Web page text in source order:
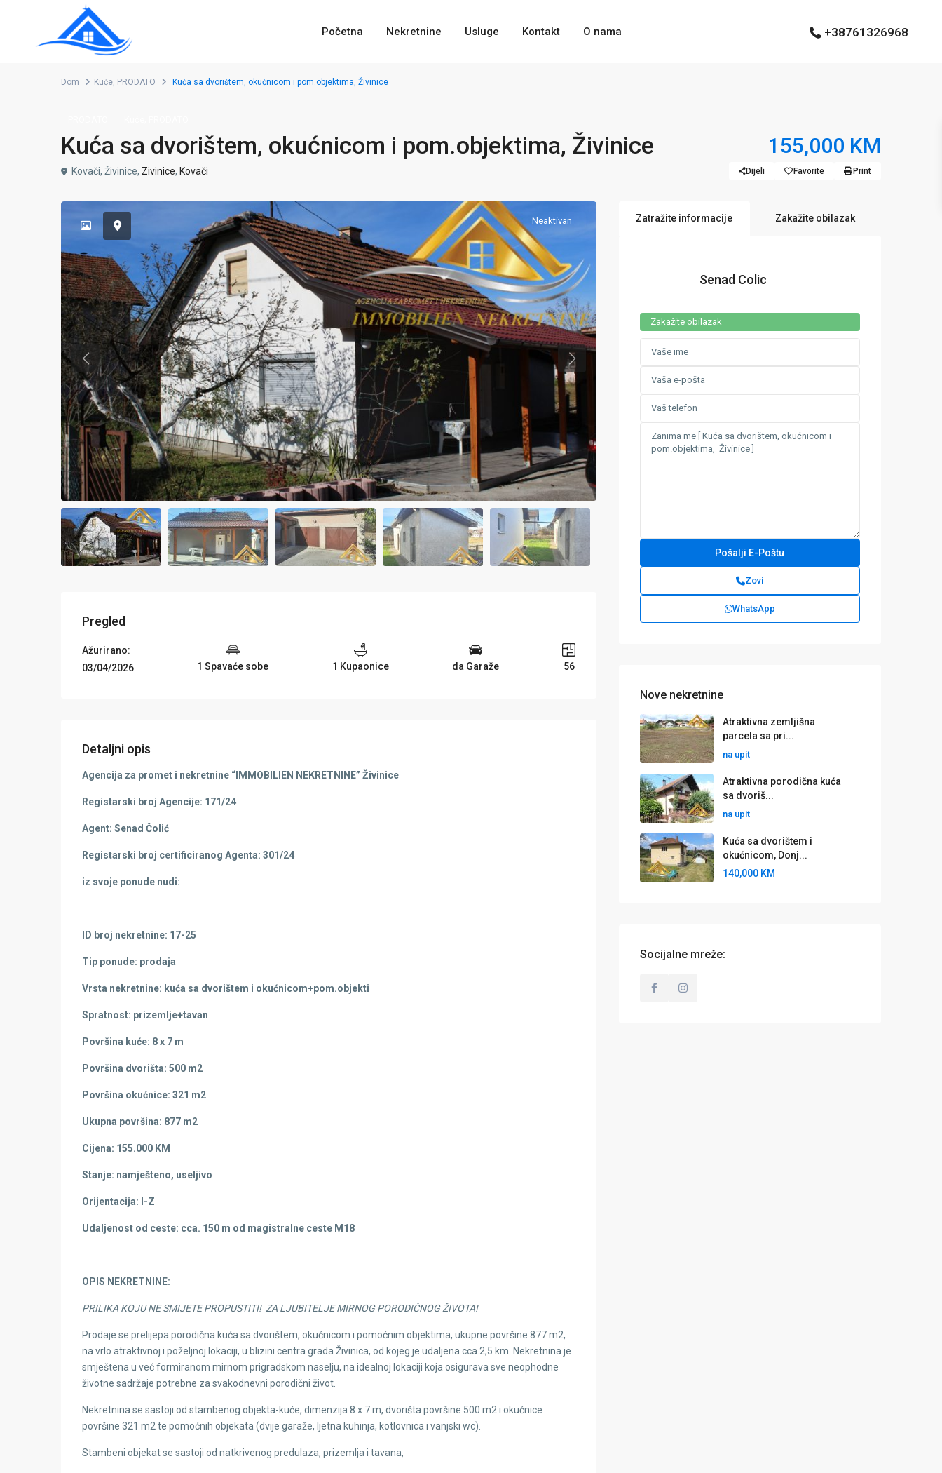
Početna Nekretnine Usluge Kontakt O nama +38761326968
Dom Kuće, PRODATO Kuća sa dvorištem, okućnicom i pom.objektima, Živinice
Kuća sa dvorištem, okućnicom i pom.objektima, Živinice 155,000 KM
Kovači, Živinice, Zivinice, Kovači Dijeli Favorite Print
Neaktivan
Previous Previous
Pregled
Ažurirano:
03/04/2026
1 Spavaće sobe 1 Kupaonice da Garaže 56
Detaljni opis
Agencija za promet i nekretnine “IMMOBILIEN NEKRETNINE” Živinice
Registarski broj Agencije: 171/24
Agent: Senad Čolić
Registarski broj certificiranog Agenta: 301/24
iz svoje ponude nudi:
ID broj nekretnine: 17-25
Tip ponude: prodaja
Vrsta nekretnine: kuća sa dvorištem i okućnicom+pom.objekti
Spratnost: prizemlje+tavan
Površina kuće: 8 x 7 m
Površina dvorišta: 500 m2
Površina okućnice: 321 m2
Ukupna površina: 877 m2
Cijena: 155.000 KM
Stanje: namješteno, useljivo
Orijentacija: I-Z
Udaljenost od ceste: cca. 150 m od magistralne ceste M18
OPIS NEKRETNINE:
PRILIKA KOJU NE SMIJETE PROPUSTITI! ZA LJUBITELJE MIRNOG PORODIČNOG ŽIVOTA!
Prodaje se prelijepa porodična kuća sa dvorištem, okućnicom i pomoćnim objektima, ukupne površine 877 m2,
na vrlo atraktivnoj i poželjnoj lokaciji, u blizini centra grada Živinica, od kojeg je udaljena cca.2,5 km. Nekretnina je
smještena u već formiranom mirnom prigradskom naselju, na idealnoj lokaciji koja osigurava sve neophodne
životne sadržaje potrebne za svakodnevni porodični život.
Nekretnina se sastoji od stambenog objekta-kuće, dimenzija 8 x 7 m, dvorišta površine 500 m2 i okućnice
površine 321 m2 te pomoćnih objekata (dvije garaže, ljetna kuhinja, kotlovnica i vanjski wc).
Stambeni objekat se sastoji od natkrivenog predulaza, prizemlja i tavana,
Zatražite informacije Zakažite obilazak
Senad Colic
Zakažite obilazak
Zovi
WhatsApp
Nove nekretnine
Atraktivna zemljišna
parcela sa pri...
na upit
Atraktivna porodična kuća
sa dvoriš...
na upit
Kuća sa dvorištem i
okućnicom, Donj...
140,000 KM
Socijalne mreže: